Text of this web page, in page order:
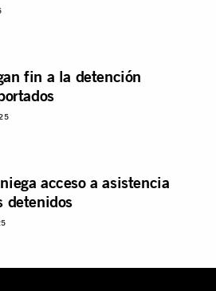
fin a la detención
acceso a asistencia
detenidos